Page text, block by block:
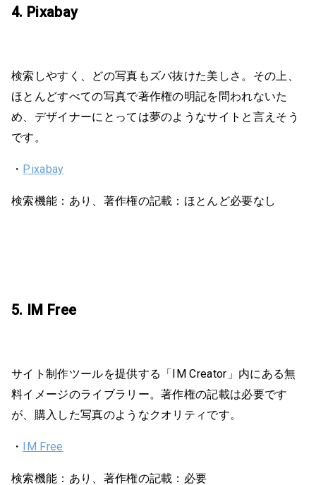
4. Pixabay
検索しやすく、どの写真もズバ抜けた美しさ。その上、
ほとんどすべての写真で著作権の明記を問われないた
め、デザイナーにとっては夢のようなサイトと言えそう
です。
・ Pixabay
検索機能：あり、著作権の記載：ほとんど必要なし
5. IM Free
サイト制作ツールを提供する「IM Creator」内にある無
料イメージのライブラリー。著作権の記載は必要です
が、購入した写真のようなクオリティです。
・ IM Free
検索機能：あり、著作権の記載：必要